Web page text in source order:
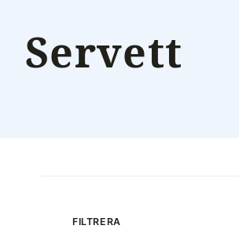
Servett
FILTRERA